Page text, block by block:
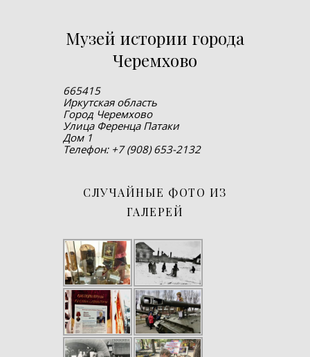
Музей истории города
Черемхово
665415
Иркутская область
Город Черемхово
Улица Ференца Патаки
Дом 1
Телефон: +7 (908) 653-2132
СЛУЧАЙНЫЕ ФОТО ИЗ
ГАЛЕРЕЙ